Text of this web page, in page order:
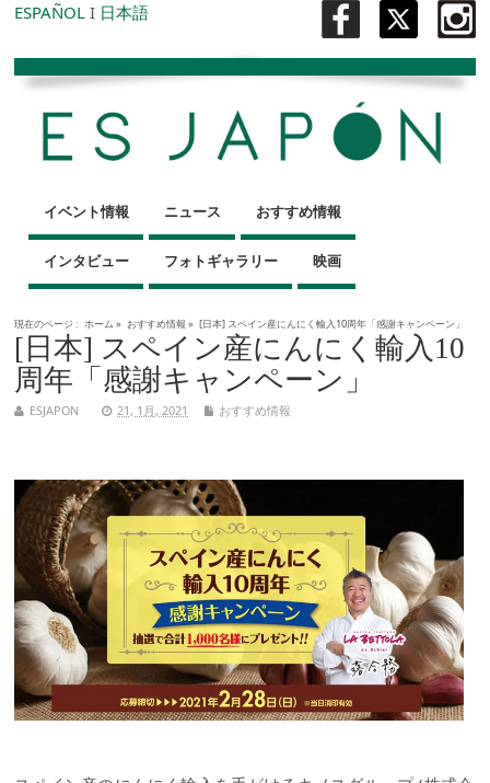
ESPAÑOL I 日本語
イベント情報 ニュース おすすめ情報
インタビュー フォトギャラリー 映画
現在のページ : ホーム » おすすめ情報 » [日本] スペイン産にんにく輸入10周年「感謝キャンペーン」
[日本] スペイン産にんにく輸入10
周年「感謝キャンペーン」
ESJAPON 21, 1月, 2021 おすすめ情報